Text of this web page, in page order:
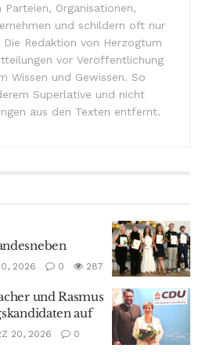
Parteien, Organisationen,
und schildern oft nur
Redaktion von Herzogtum
vor Veröffentlichung
Wissen und Gewissen. So
Superlative und nicht
aus den Texten entfernt.
2026 0 287
und Rasmus
auf
20, 2026
0